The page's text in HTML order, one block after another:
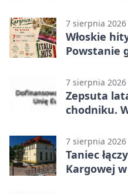
7 sierpnia 2026
Włoskie
Powstanie
7 sierpnia 2026
Zepsuta
chodniku.
7 sierpnia 2026
Taniec
Kargowej